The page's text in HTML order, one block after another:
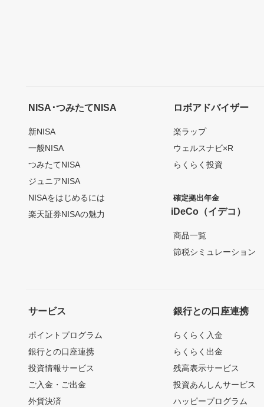
NISA･つみたてNISA
新NISA
一般NISA
つみたてNISA
ジュニアNISA
NISAをはじめるには
楽天証券NISAの魅力
ロボアドバイザー
楽ラップ
ウェルスナビ×R
らくらく投資
確定拠出年金
iDeCo（イデコ）
商品一覧
節税シミュレーション
サービス
ポイントプログラム
銀行との口座連携
投資情報サービス
ご入金・ご出金
外貨決済
銀行との口座連携
らくらく入金
らくらく出金
残高表示サービス
投資あんしんサービス
ハッピープログラム